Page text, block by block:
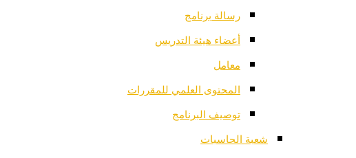
رسالة برنامج
أعضاء هيئة التدريس
معامل
المحتوى العلمي للمقررات
توصيف البرنامج
شعبة الحاسبات